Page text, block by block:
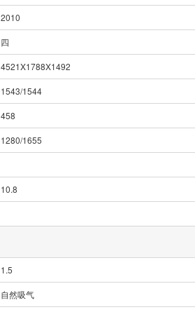
2010
四
4521X1788X1492
1543/1544
458
1280/1655
10.8
1.5
自然吸气